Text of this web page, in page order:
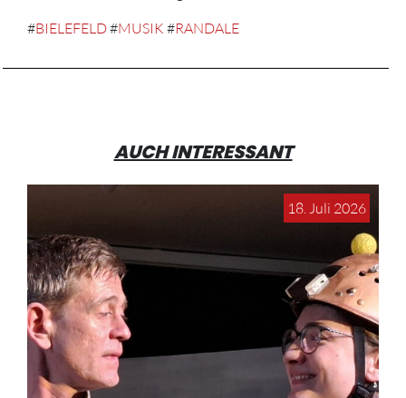
#BIELEFELD#MUSIK #RANDALE
AUCH INTERESSANT
18. Juli 2026